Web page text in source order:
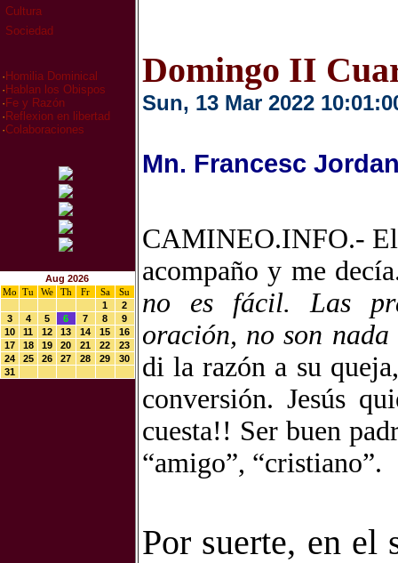
Cultura
Sociedad
· Homilia Dominical
· Hablan los Obispos
· Fe y Razón
· Reflexion en libertad
·Colaboraciones
Aug 2026
Mo
Tu We Th Fr Sa
Su
1
2
3
4 5 6 7 8
9
10
11 12 13 14 15
16
17
18 19 20 21 22
23
24
25 26 27 28 29
30
31
Domingo II
Sun, 13 Mar 2022
Mn. Francesc
CAMINEO.INFO.- El
acompaño y me
no es fácil. Las
oración, no son
di la razón a su
conversión. Jesús
cuesta!! Ser buen
“amigo”, “cristiano”.
Por suerte, en el